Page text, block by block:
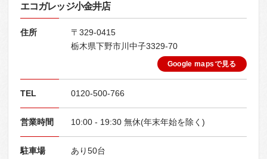
エコガレッジ小金井店
住所
〒329-0415
栃木県下野市川中子3329-70
Google mapsで見る
TEL 0120-500-766
営業時間 10:00 - 19:30 無休(年末年始を除く)
駐車場 あり50台